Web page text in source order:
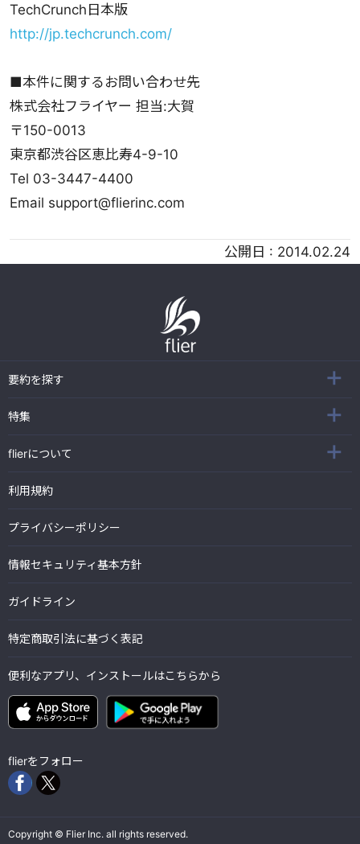
TechCrunch日本版
http://jp.techcrunch.com/
■本件に関するお問い合わせ先
株式会社フライヤー 担当:大賀
〒150-0013
東京都渋谷区恵比寿4-9-10
Tel 03-3447-4400
Email support@flierinc.com
公開日 : 2014.02.24
要約を探す
特集
flierについて
利用規約
プライバシーポリシー
情報セキュリティ基本方針
ガイドライン
特定商取引法に基づく表記
便利なアプリ、インストールはこちらから
flierをフォロー
Copyright © Flier Inc. all rights reserved.